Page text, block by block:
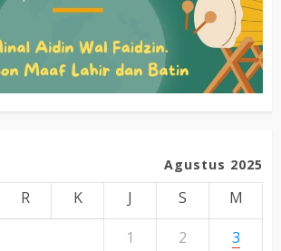
Agustus 2025
R K J S
M
1
2
3